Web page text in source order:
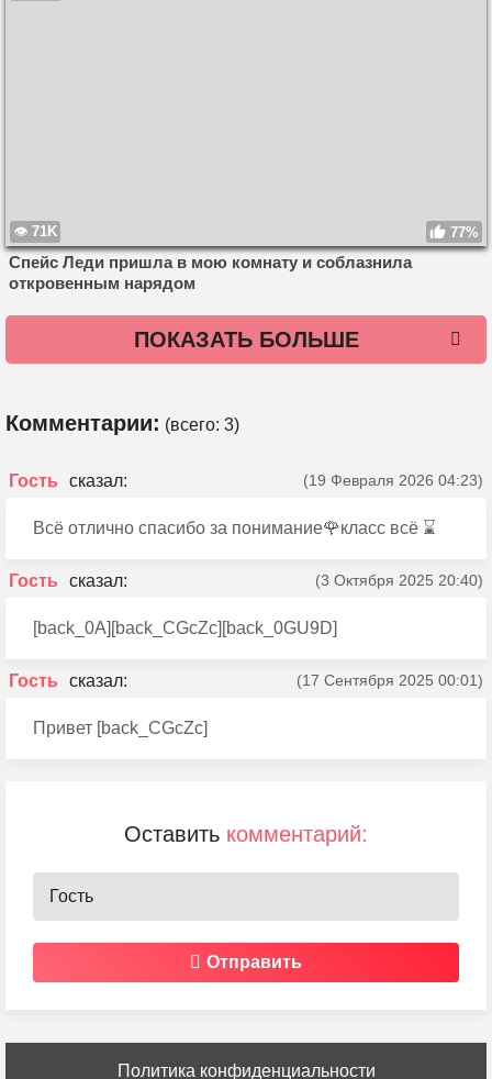
71K 77%
Спейс Леди пришла в мою комнату и соблазнила
откровенным нарядом
ПОКАЗАТЬ БОЛЬШЕ
Комментарии: (всего: 3)
Гость (19 Февраля 2026 04:23)
Всё отлично спасибо за понимание🌹класс всё ⌛️
Гость (3 Октября 2025 20:40)
[back_0A][back_CGcZc][back_0GU9D]
Гость (17 Сентября 2025 00:01)
Привет [back_CGcZc]
Оставить комментарий:
Отправить
Политика конфиденциальности